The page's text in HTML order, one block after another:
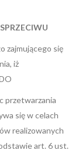
zajmującego się
iż
przetwarzania
się w celach
realizowanych
art. 6 ust.